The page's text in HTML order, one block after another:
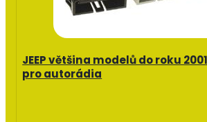
JEEP většina modelů do roku
pro autorádia